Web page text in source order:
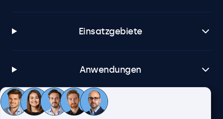
alle BrightsignOS-Versionen
Samsung DeX
alle Samsung-DeX-Versionen
Einsatzgebiete
Anwendungen
Kundenservice